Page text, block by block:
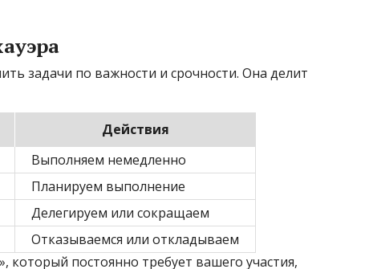
задачи по важности и срочности. Она делит
Действия
Выполняем немедленно
Планируем выполнение
Делегируем или сокращаем
Отказываемся или откладываем
который постоянно требует вашего участия,